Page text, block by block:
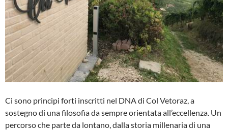
Ci sono principi forti inscritti nel DNA di Col Vetoraz, a
sostegno di una filosofia da sempre orientata all’eccellenza. Un
percorso che parte da lontano, dalla storia millenaria di una